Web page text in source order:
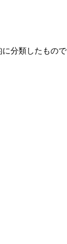
分類したもので